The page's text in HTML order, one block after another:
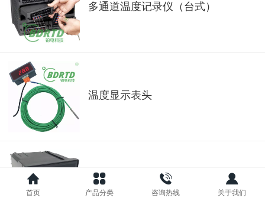
多通道温度记录仪（台式）
温度显示表头
智能温控器
首页 产品分类 咨询热线 关于我们